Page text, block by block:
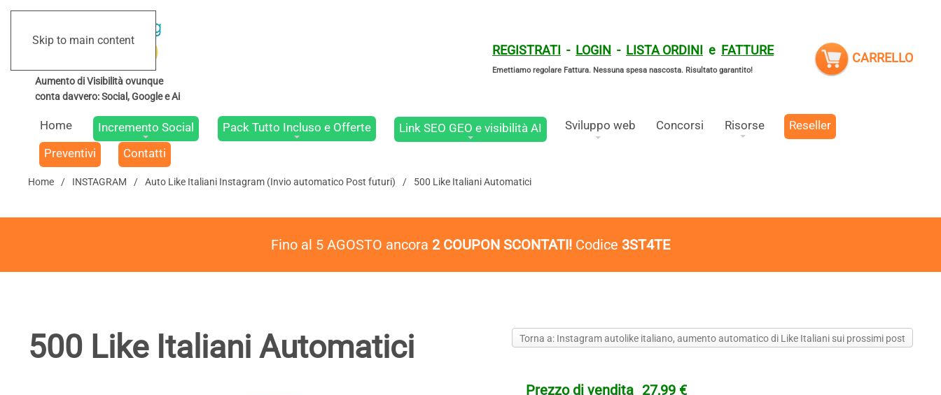
Skip to main content
REGISTRATI - LOGIN - LISTA ORDINI e FATTURE
Emettiamo regolare Fattura. Nessuna spesa nascosta. Risultato garantito!
CARRELLO
Home Incremento Social Pack Tutto Incluso e Offerte Link SEO GEO e visibilità AI Sviluppo web Concorsi Risorse
Reseller
Preventivi
Contatti
Home INSTAGRAM Auto Like Italiani Instagram (Invio automatico Post futuri) 500 Like Italiani Automatici
Fino al 5 AGOSTO ancora 2 COUPON SCONTATI! Codice 3ST4TE
Torna a: Instagram autolike italiano, aumento automatico di Like Italiani sui prossimi post
500 Like Italiani Automatici
Prezzo di vendita 27,99 €